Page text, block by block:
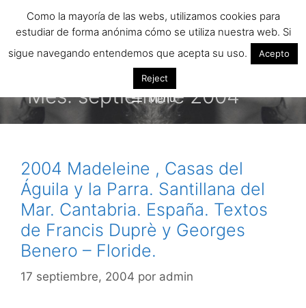
Menú
Mes:septiembre 2004
2004 Madeleine , Casas del
Águila y la Parra. Santillana del
Mar. Cantabria. España. Textos
de Francis Duprè y Georges
Benero – Floride.
17 septiembre, 2004 por admin
Como la mayoría de las webs, utilizamos cookies para
estudiar de forma anónima cómo se utiliza nuestra web. Si
sigue navegando entendemos que acepta su uso.
Acepto
Reject